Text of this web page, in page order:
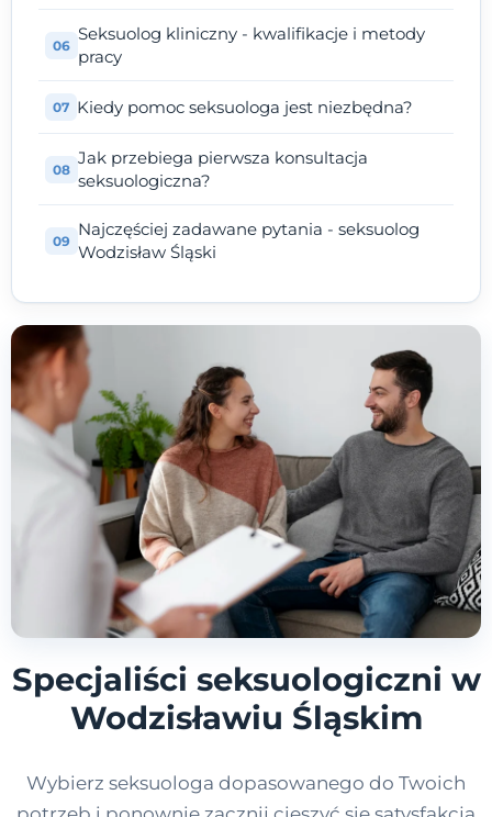
Seksuolog kliniczny - kwalifikacje i metody
pracy
Kiedy pomoc seksuologa jest niezbędna?
Jak przebiega pierwsza konsultacja
seksuologiczna?
Najczęściej zadawane pytania - seksuolog
Wodzisław Śląski
Specjaliści seksuologiczni w
Wodzisławiu Śląskim
Wybierz seksuologa dopasowanego do Twoich